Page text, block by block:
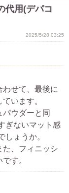
代用(デパコ
2025/5/28 03:25
わせて、最後に
います。
ウダーと同
ぎないマット感
しょうか。
た、フィニッシ
す。